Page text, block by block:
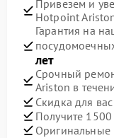
Привезем и
Hotpoint
Гарантия на
лет
Срочный
Ariston в
Скидка для
Получите